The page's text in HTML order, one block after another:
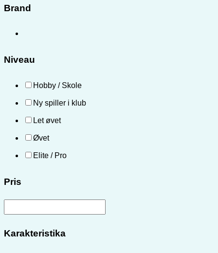
Brand
Niveau
Hobby / Skole
Ny spiller i klub
Let øvet
Øvet
Elite / Pro
Pris
Karakteristika